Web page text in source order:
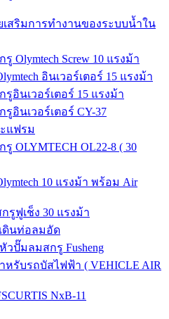
สริมการทำงานของระบบน้ำใน
Olymtech Screw 10 แรงม้า
อินเวอร์เตอร์ 15 แรงม้า
อินเวอร์เตอร์ 15 แรงม้า
อินเวอร์เตอร์ CY-37
แฟรม
OLYMTECH OL22-8 ( 30
10 แรงม้า พร้อม Air
รูฟูเช็ง 30 แรงม้า
ดินท่อลมอัด
วปั๊มลมสกรู Fusheng
รับรถบัสไฟฟ้า ( VEHICLE AIR
NxB-11